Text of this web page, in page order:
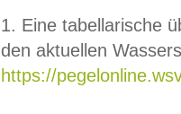
1. Eine tabellarische
den aktuellen
https://